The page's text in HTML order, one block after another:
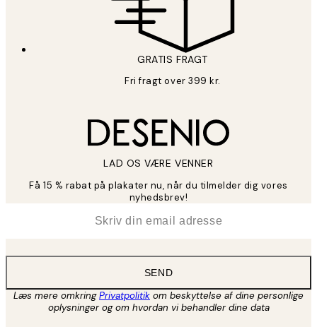
GRATIS FRAGT
Fri fragt over 399 kr.
LAD OS VÆRE VENNER
Få 15 % rabat på plakater nu, når du tilmelder dig vores
nyhedsbrev!
SEND
Læs mere omkringPrivatpolitik om beskyttelse af dine personlige
oplysninger og om hvordan vi behandler dine data